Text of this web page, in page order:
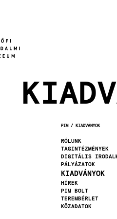
PIM KIADVÁNYOK
RÓLUNK
TAGINTÉZMÉNYEK
DIGITÁLIS
PÁLYÁZATOK
KIADVÁNYOK
HÍREK
PIM BOLT
TEREMBÉRLET
KÖZADATOK